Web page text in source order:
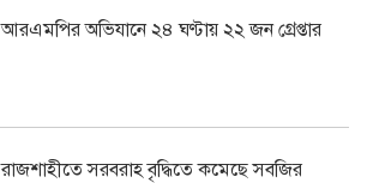
আরএমপির অভিযানে ২৪ ঘণ্টায় ২২ জন গ্রেপ্তার
রাজশাহীতে সরবরাহ বৃদ্ধিতে কমেছে সবজির